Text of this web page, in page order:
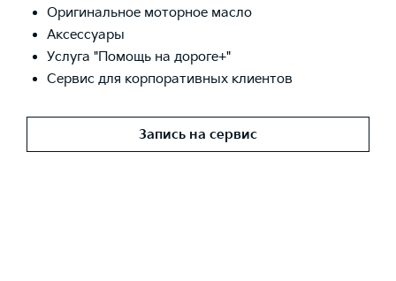
Оригинальное моторное масло
Аксессуары
Услуга "Помощь на дороге+"
Сервис для корпоративных клиентов
Запись на сервис